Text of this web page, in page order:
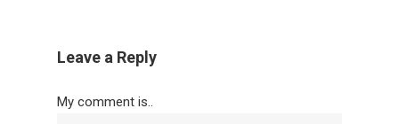
Leave a Reply
My comment is..